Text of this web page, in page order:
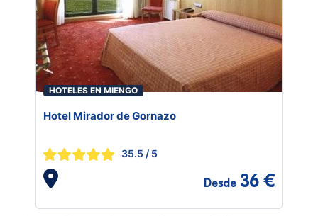
HOTELES EN MIENGO
Hotel Mirador de Gornazo
35.5 / 5
Desde 36 €